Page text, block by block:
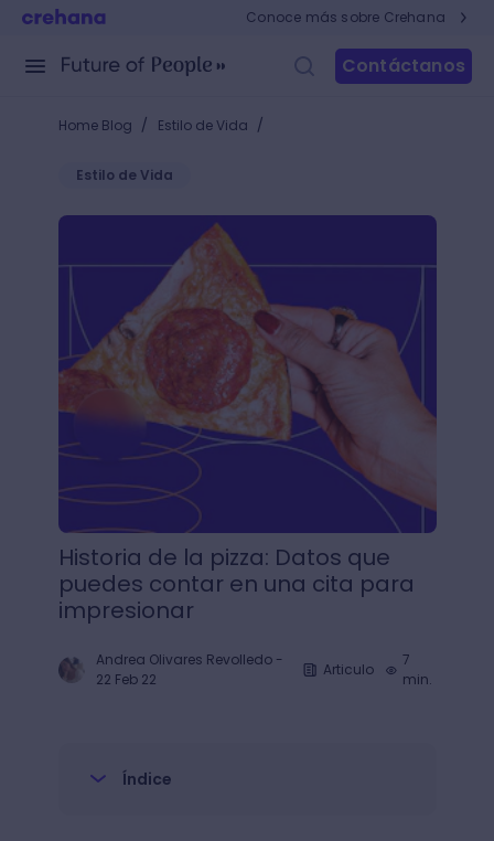
Conoce más sobre Crehana
Contáctanos
Home Blog / Estilo de Vida /
Estilo de Vida
Historia de la pizza: Datos que puedes contar en
Historia de la pizza: Datos que
puedes contar en una cita para
impresionar
Andrea Olivares Revolledo-
22 Feb 22
Articulo
7
min.
Índice